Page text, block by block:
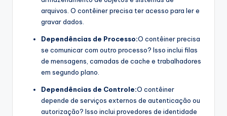
arquivos. O contêiner precisa ter acesso para ler e
gravar dados.
Dependências de Processo:O contêiner precisa
se comunicar com outro processo? Isso inclui filas
de mensagens, camadas de cache e trabalhadores
em segundo plano.
Dependências de Controle:O contêiner
depende de serviços externos de autenticação ou
autorização? Isso inclui provedores de identidade